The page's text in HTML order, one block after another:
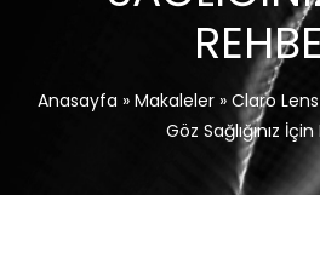
Anasayfa » Makaleler» Claro
Göz Sağlığınız